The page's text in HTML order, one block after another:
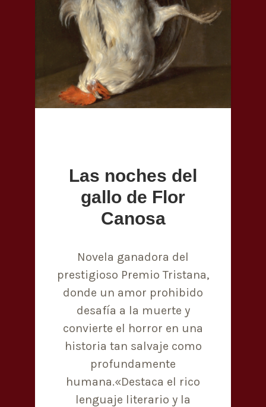
Las noches del
gallo de Flor
Canosa
Novela ganadora del
prestigioso Premio Tristana,
donde un amor prohibido
desafía a la muerte y
convierte el horror en una
historia tan salvaje como
profundamente
humana.«Destaca el rico
lenguaje literario y la